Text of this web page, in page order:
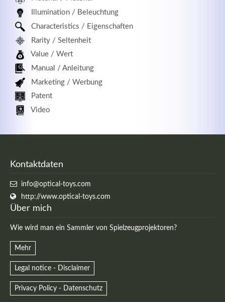
Illumination / Beleuchtung
Characteristics / Eigenschaften
Rarity / Seltenheit
Value / Wert
Manual / Anleitung
Marketing / Werbung
Patent
Video
Kontaktdaten
info@optical-toys.com
http://www.optical-toys.com
Über mich
Wie wird man ein Sammler von Spielzeugprojektoren?
Mehr
Legal notice - Disclaimer
Privacy Policy - Datenschutz